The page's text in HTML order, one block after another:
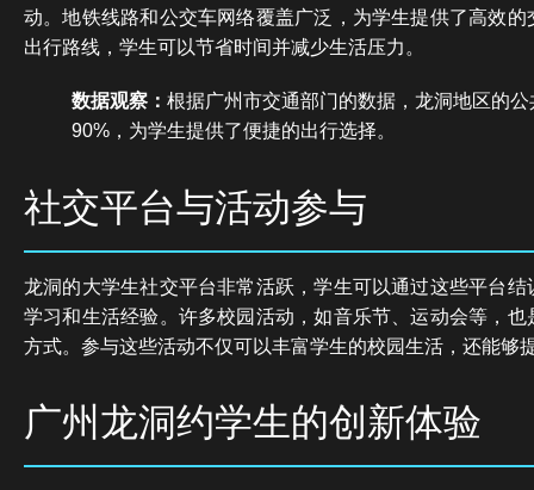
动。地铁线路和公交车网络覆盖广泛，为学生提供了高效
出行路线，学生可以节省时间并减少生活压力。
数据观察： 根据广州市交通部门的数据，龙洞地区的
90%，为学生提供了便捷的出行选择。
社交平台与活动参与
龙洞的大学生社交平台非常活跃，学生可以通过这些平台
学习和生活经验。许多校园活动，如音乐节、运动会等，
方式。参与这些活动不仅可以丰富学生的校园生活，还能够
广州龙洞约学生的创新体验